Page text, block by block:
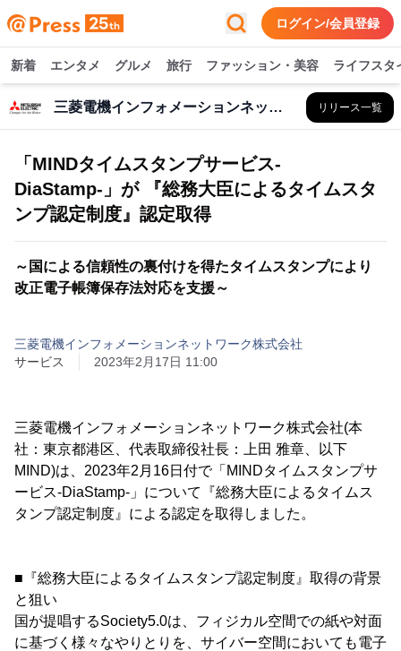
ログイン/会員登録
新着 エンタメ グルメ 旅行 ファッション・美容 ライフスタ
三菱電機インフォメーションネットワーク株式会社 リリース一覧
「MINDタイムスタンプサービス-
DiaStamp-」が 『総務大臣によるタイムスタ
ンプ認定制度』認定取得
～国による信頼性の裏付けを得たタイムスタンプにより
改正電子帳簿保存法対応を支援～
三菱電機インフォメーションネットワーク株式会社
サービス
2023年2月17日 11:00
三菱電機インフォメーションネットワーク株式会社(本
社：東京都港区、代表取締役社長：上田 雅章、以下
MIND)は、2023年2月16日付で「MINDタイムスタンプサ
ービス-DiaStamp-」について『総務大臣によるタイムス
タンプ認定制度』による認定を取得しました。
■『総務大臣によるタイムスタンプ認定制度』取得の背景
と狙い
国が提唱するSociety5.0は、フィジカル空間での紙や対面
に基づく様々なやりとりを、サイバー空間においても電子